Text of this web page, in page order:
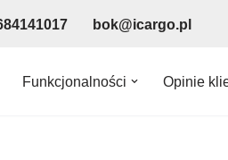
bok@icargo.pl
Funkcjonalności Opinie